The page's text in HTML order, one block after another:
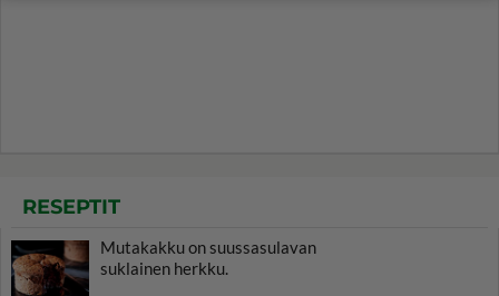
RESEPTIT
Mutakakku on suussasulavan
suklainen herkku.